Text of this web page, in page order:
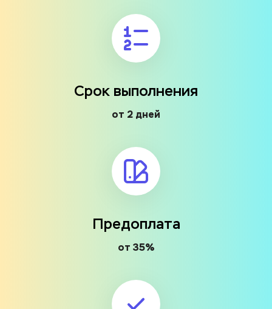
Срок выполнения
Предоплата
от 2 дней
от 35%